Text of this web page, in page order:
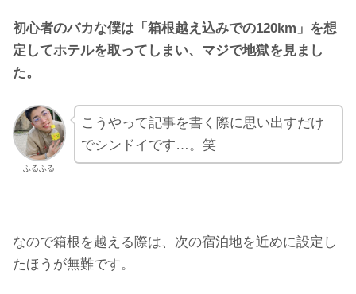
初心者のバカな僕は「箱根越え込みでの120km」を想
定してホテルを取ってしまい、マジで地獄を見まし
た。
ふるふる
こうやって記事を書く際に思い出すだけ
でシンドイです…。笑
なので箱根を越える際は、次の宿泊地を近めに設定し
たほうが無難です。